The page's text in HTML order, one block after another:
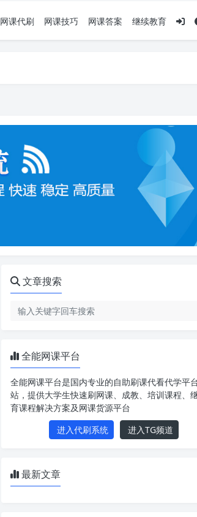
网课代刷 网课技巧 网课答案 继续教育
文章搜索
全能网课平台
全能网课平台是国内专业的自助刷课代看代学平
站，提供大学生快速刷网课、成教、培训课程、
育课程解决方案及网课货源平台
进入代刷系统
进入TG频道
最新文章